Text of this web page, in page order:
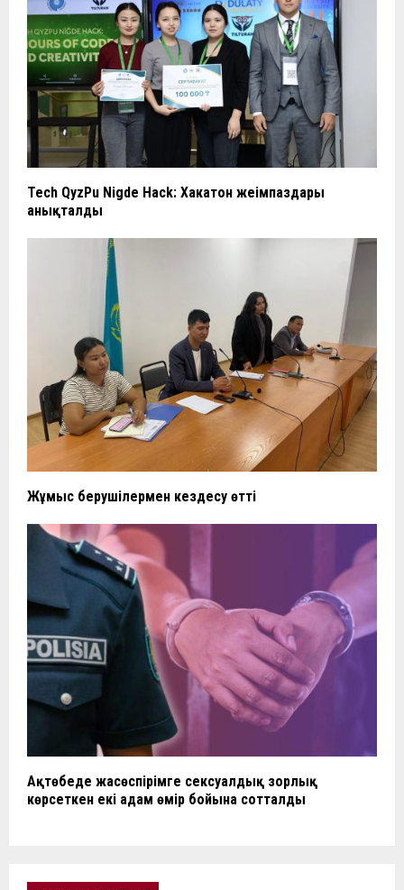
Tech QyzPu Nigde Hack: Хакатон жеңімпаздары
анықталды
Жұмыс берушілермен кездесу өтті
Ақтөбеде жасөспірімге сексуалдық зорлық
көрсеткен екі адам өмір бойына сотталды